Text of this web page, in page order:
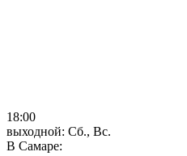
18:00
выходной: Сб., Вс.
В Самаре: